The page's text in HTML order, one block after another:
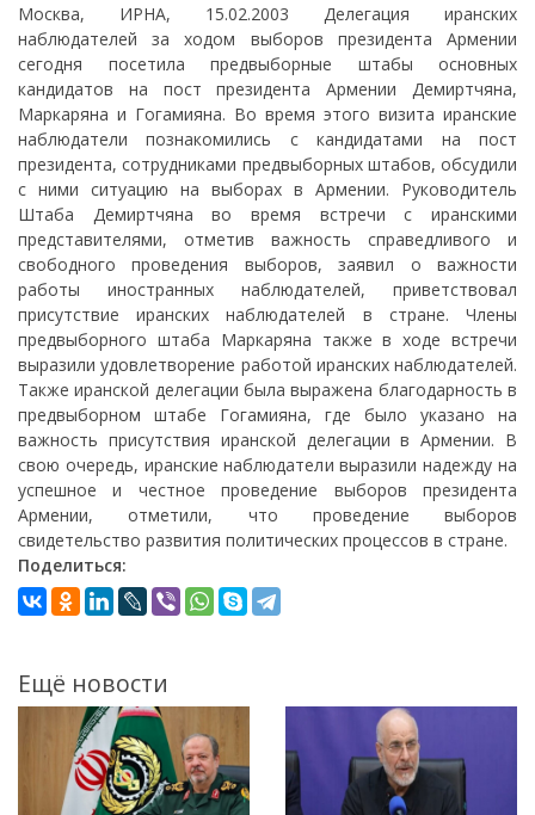
Москва, ИРНА, 15.02.2003 Делегация иранских
наблюдателей за ходом выборов президента Армении
сегодня посетила предвыборные штабы основных
кандидатов на пост президента Армении Демиртчяна,
Маркаряна и Гогамияна. Во время этого визита иранские
наблюдатели познакомились с кандидатами на пост
президента, сотрудниками предвыборных штабов, обсудили
с ними ситуацию на выборах в Армении. Руководитель
Штаба Демиртчяна во время встречи с иранскими
представителями, отметив важность справедливого и
свободного проведения выборов, заявил о важности
работы иностранных наблюдателей, приветствовал
присутствие иранских наблюдателей в стране. Члены
предвыборного штаба Маркаряна также в ходе встречи
выразили удовлетворение работой иранских наблюдателей.
Также иранской делегации была выражена благодарность в
предвыборном штабе Гогамияна, где было указано на
важность присутствия иранской делегации в Армении. В
свою очередь, иранские наблюдатели выразили надежду на
успешное и честное проведение выборов президента
Армении, отметили, что проведение выборов
свидетельство развития политических процессов в стране.
Поделиться:
Ещё новости